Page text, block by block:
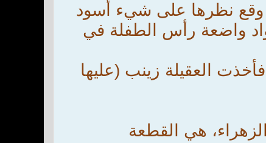
وقع نظرها على شيء أسود
واضعة رأس الطفلة في
العقيلة زينب (عليها
هي القطعة